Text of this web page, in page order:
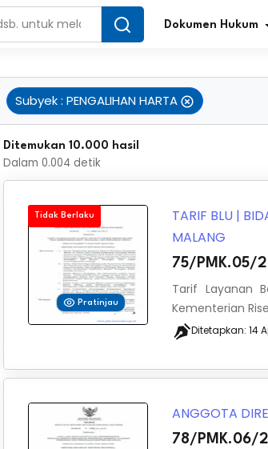
Dokumen Hukum
Infografis Regulasi
Direktori Regulasi
Program Perencanaan
Penelitian/Pengkajian Hukum
Video Sosialisasi
Subyek:PENGALIHAN HARTA
Ditemukan 10.000 hasil
Dalam0.004 detik
Tidak Berlaku
Pratinjau
TARIF BLU |
MALANG
75/PMK.05/
Tarif Layanan
Kementerian
Ditetapkan:14
ANGGOTA
78/PMK.06/